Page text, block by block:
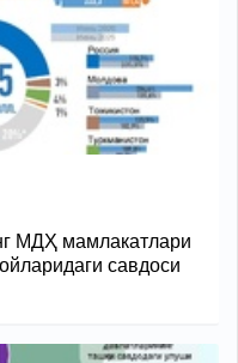
МДҲ мамлакатлари
савдоси